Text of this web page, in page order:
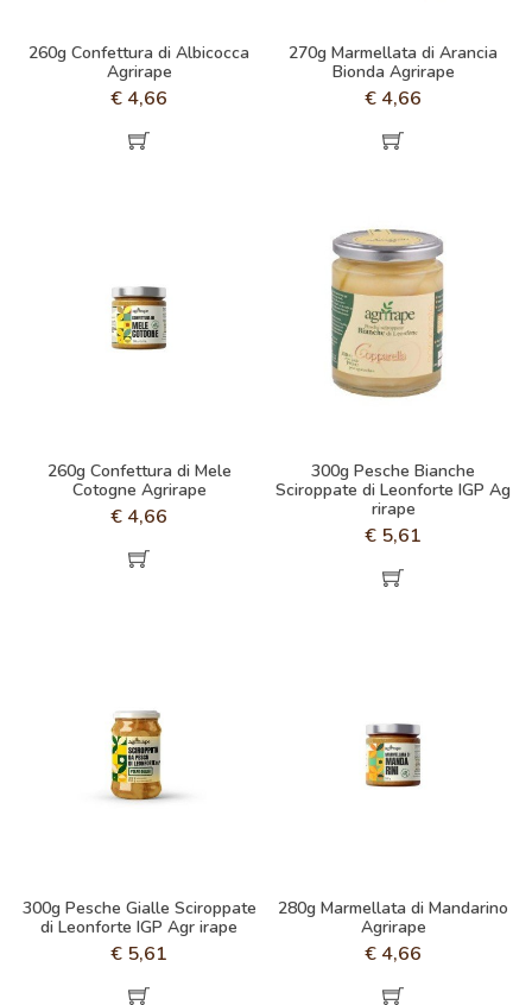
260g Confettura di Albicocca
Agrirape
€ 4,66
270g Marmellata di Arancia
Bionda Agrirape
€ 4,66
260g Confettura di Mele
Cotogne Agrirape
€ 4,66
300g Pesche Bianche
Sciroppate di Leonforte IGP Ag
rirape
€ 5,61
300g Pesche Gialle Sciroppate
di Leonforte IGP Agr irape
€ 5,61
280g Marmellata di Mandarino
Agrirape
€ 4,66